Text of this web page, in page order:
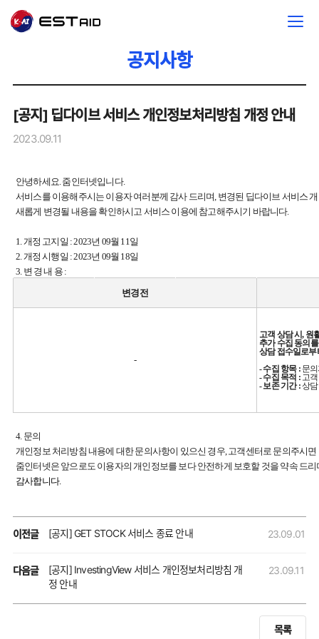
공지사항
[공지] 딥다이브 서비스 개인정보처리방침 개정 안내
2023.09.11
안녕하세요. 줌인터넷입니다.
서비스를 이용해주시는 이용자 여러분께 감사 드리며, 변경된 딥다이브 서비스
새롭게 변경될 내용을 확인하시고 서비스 이용에 참고해주시기 바랍니다.
1. 개정 고지일 : 2023년 09월 11일
2. 개정 시행일 : 2023년 09월 18일
3. 변 경 내 용 :
변경전
-
고객 상담 시, 원
추가 수집 동의
상담 접수일로부
- 수집 항목 : 문
- 수집 목적 : 고
- 보존 기간 :상
4. 문의
개인정보 처리방침 내용에 대한 문의사항이 있으신 경우, 고객센터로 문의주시
줌인터넷은 앞으로도 이용자의 개인정보를 보다 안전하게 보호할 것을 약속 드
감사합니다.
이전글 [공지] GET STOCK 서비스 종료 안내 23.09.01
다음글
[공지] InvestingView 서비스 개인정보처리방침 개
정 안내
23.09.11
목록